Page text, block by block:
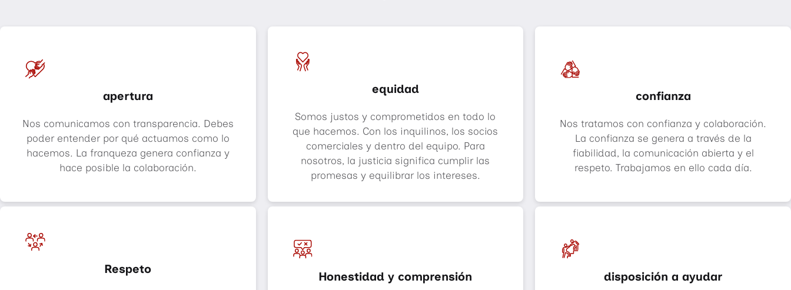
apertura
Nos comunicamos con transparencia. Debes
poder entender por qué actuamos como lo
hacemos. La franqueza genera confianza y
hace posible la colaboración.
equidad
Somos justos y comprometidos en todo lo
que hacemos. Con los inquilinos, los socios
comerciales y dentro del equipo. Para
nosotros, la justicia significa cumplir las
promesas y equilibrar los intereses.
confianza
Nos tratamos con confianza y colaboración.
La confianza se genera a través de la
fiabilidad, la comunicación abierta y el
respeto. Trabajamos en ello cada día.
Respeto
Honestidad y comprensión disposición a ayudar